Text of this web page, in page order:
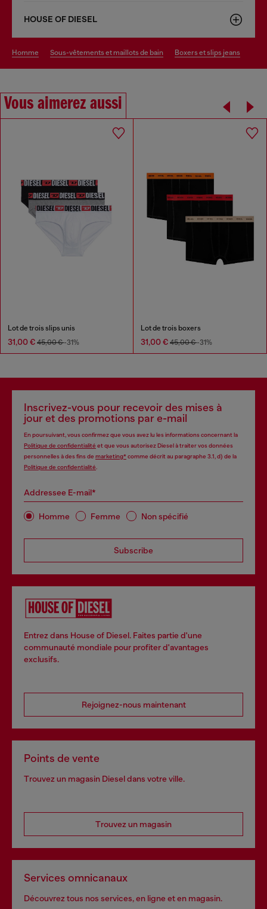
HOUSE OF DIESEL
homme sous-vêtements et maillots de bain boxers et slips jeans
Vous aimerez aussi
Lot de trois slips unis
31,00 € 45,00 €-31%
Lot de trois boxers
31,00 € 45,00 €-31%
Inscrivez-vous pour recevoir des mises à
jour et des promotions par e-mail
En poursuivant, vous confirmez que vous avez lu les informations concernant la
Politique de confidentialité et que vous autorisez Diesel à traiter vos données
personnelles à des fins de marketing*comme décrit au paragraphe 3.1, d) de la
Politique de confidentialité
Addressee E-mail*
Homme Femme Non spécifié
Subscribe
Entrez dans House of Diesel. Faites partie d'une
communauté mondiale pour profiter d'avantages
exclusifs.
Rejoignez-nous maintenant
Points de vente
Trouvez un magasin Diesel dans votre ville.
Trouvez un magasin
Services omnicanaux
Découvrez tous nos services, en ligne et en magasin.